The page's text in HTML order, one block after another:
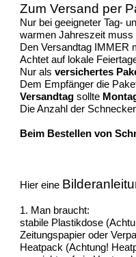
Zum Versand per
Nur bei geeigneter Tag-
warmen Jahreszeit muss
Den Versandtag IMMER
Achtet auf lokale
Nur alsversichertes
Dem Empfänger die
Versandtagsollte
Die Anzahl der
Beim Bestellen von
Hier eine
1. Man braucht:
stabile Plastikdose
Zeitungspapier oder
Heatpack (Achtung!